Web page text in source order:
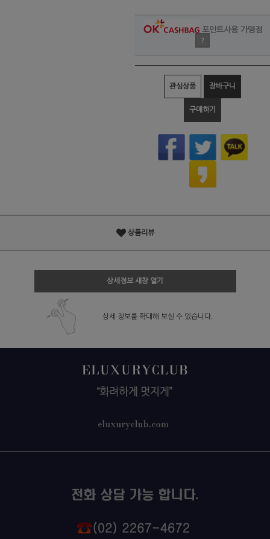
포인트사용 가맹점
?
관심상품 장바구니
구매하기
상품리뷰
상세정보 새창 열기
상세 정보를 확대해 보실 수 있습니다.